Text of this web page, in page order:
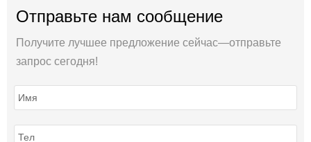
Отправьте нам сообщение
Получите лучшее предложение сейчас—отправьте
запрос сегодня!